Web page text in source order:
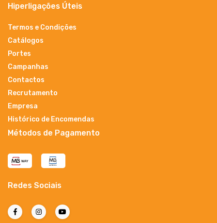
Hiperligações Úteis
Termos e Condições
Catálogos
Portes
Campanhas
Contactos
Recrutamento
Empresa
Histórico de Encomendas
Métodos de Pagamento
Redes Sociais